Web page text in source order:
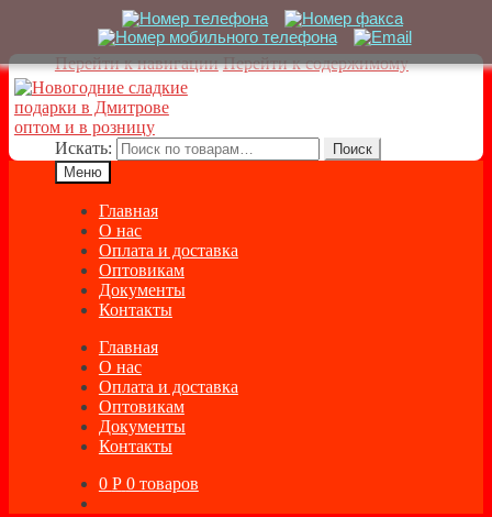
Перейти к навигации Перейти к содержимому
Искать:
Поиск
Меню
Главная
О нас
Оплата и доставка
Оптовикам
Документы
Контакты
Главная
О нас
Оплата и доставка
Оптовикам
Документы
Контакты
0 Р 0 товаров